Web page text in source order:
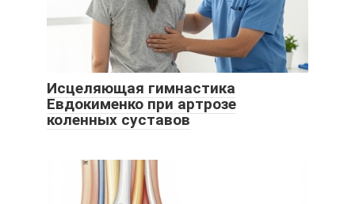
Исцеляющая гимнастика
Евдокименко при артрозе
коленных суставов